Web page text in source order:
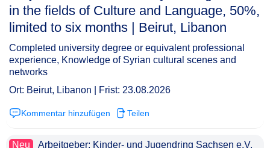
in the fields of Culture and Language, 50%,
limited to six months | Beirut, Libanon​‌‌‌‌​‌​‌‌‌​‌‌​‌​​​
Completed university degree or equivalent professional
experience, Knowledge of Syrian cultural scenes and
networks
Ort: Beirut, Libanon | Frist: 23.08.2026
Kommentar hinzufügen Teilen
Neu Arbeitgeber: Kinder- und Jugendring Sachsen e.V.